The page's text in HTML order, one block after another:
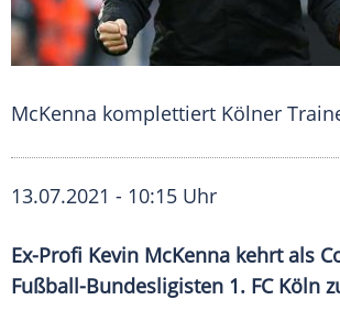
McKenna komplettiert Kölner
13.07.2021 - 10:15 Uhr
Ex-Profi Kevin McKenna kehrt als
Fußball-Bundesligisten 1. FC Köln